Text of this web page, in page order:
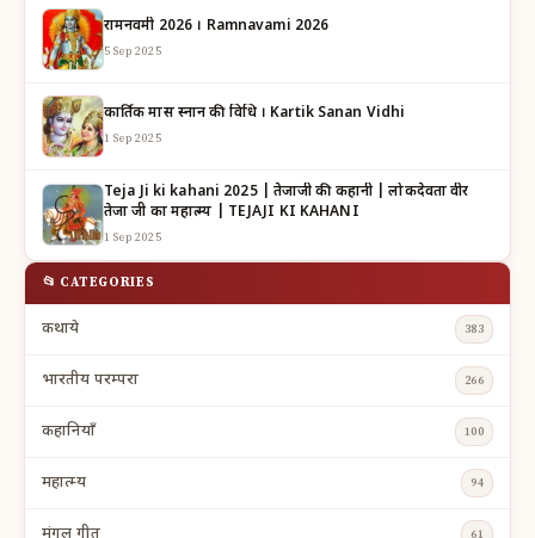
रामनवमी 2026 । Ramnavami 2026
5 Sep 2025
कार्तिक मास स्नान की विधि । Kartik Sanan Vidhi
1 Sep 2025
Teja Ji ki kahani 2025 | तेजाजी की कहानी | लोकदेवता वीर
तेजा जी का महात्म्य | TEJAJI KI KAHANI
1 Sep 2025
📂 CATEGORIES
कथाये 383
भारतीय परम्परा 266
कहानियाँ 100
महात्म्य 94
मंगल गीत 61